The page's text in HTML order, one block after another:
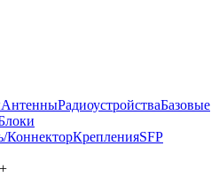
АнтенныРадиоустройстваБазовые
КоннекторКрепленияSFP